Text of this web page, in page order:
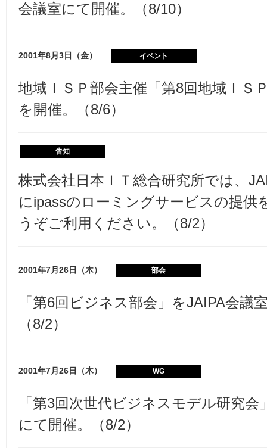
会議室にて開催。（8/10）
2001年8月3日（金） イベント
地域ＩＳＰ部会主催「第8回地域ＩＳ
を開催。（8/6）
告知
株式会社日本ＩＴ総合研究所では、
にipassのローミングサービスの提供
うぞご利用ください。（8/2）
2001年7月26日（木） 部会
「第6回ビジネス部会」をJAIPA会議
（8/2）
2001年7月26日（木） WG
「第3回次世代ビジネスモデル研究会
にて開催。（8/2）